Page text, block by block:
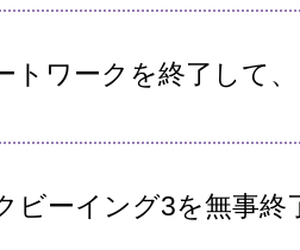
ワークを終了して、
ビーイング3を無事終